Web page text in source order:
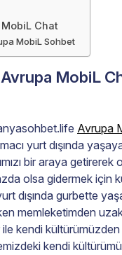
Chat
MobiL Sohbet
Avrupa MobiL
Avrupa
yurt dışında
bir araya getirerek
olsa gidermek için
dışında gurbette
memleketimden
kendi
kendi